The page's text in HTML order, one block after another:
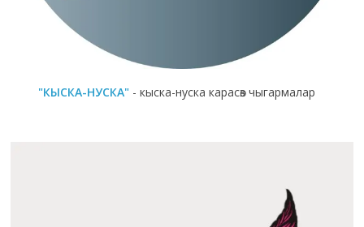
"КЫСКА-НУСКА" - кыска-нуска карасөз чыгармалар